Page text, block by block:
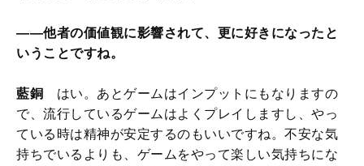
――他者の価値観に影響されて、更に好きになったと
いうことですね。
藍銅
はい。あとゲームはインプットにもなりますの
で、流行しているゲームはよくプレイしますし、やっ
ている時は精神が安定するのもいいですね。不安な気
持ちでいるよりも、ゲームをやって楽しい気持ちにな